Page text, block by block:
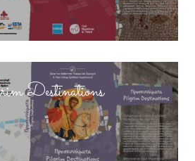
Destinations
(overlay)